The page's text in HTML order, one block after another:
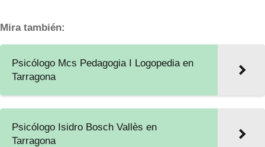
Mira también:
Psicólogo Mcs Pedagogia I Logopedia en
Tarragona
Psicólogo Isidro Bosch Vallès en
Tarragona